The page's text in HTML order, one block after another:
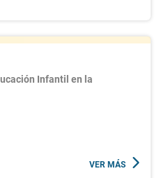
Infantil en la
VER MÁS